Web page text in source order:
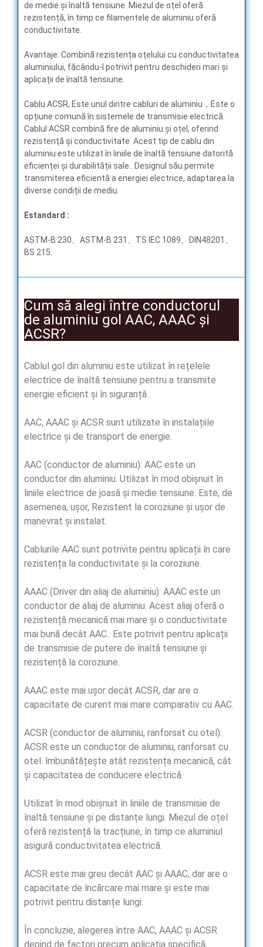
de medie și înaltă tensiune. Miezul de oțel oferă
rezistență, în timp ce filamentele de aluminiu oferă
conductivitate.
Avantaje: Combină rezistența oțelului cu conductivitatea
aluminiului, făcându-l potrivit pentru deschideri mari și
aplicații de înaltă tensiune.
Cablu ACSR, Este unul dintre cabluri de aluminiu，Este o
opțiune comună în sistemele de transmisie electrică.
Cablul ACSR combină fire de aluminiu și oțel, oferind
rezistență și conductivitate. Acest tip de cablu din
aluminiu este utilizat în liniile de înaltă tensiune datorită
eficienței și durabilității sale.. Designul său permite
transmiterea eficientă a energiei electrice, adaptarea la
diverse condiții de mediu.
Estandard :
ASTM-B 230、ASTM-B 231、TS IEC 1089、DIN48201、
BS 215.
Cum să alegi între conductorul
de aluminiu gol AAC, AAAC și
ACSR?
Cablul gol din aluminiu este utilizat în rețelele
electrice de înaltă tensiune pentru a transmite
energie eficient și în siguranță..
AAC, AAAC și ACSR sunt utilizate în instalațiile
electrice și de transport de energie.
AAC (conductor de aluminiu): AAC este un
conductor din aluminiu. Utilizat în mod obișnuit în
liniile electrice de joasă și medie tensiune. Este, de
asemenea, ușor, Rezistent la coroziune și ușor de
manevrat și instalat.
Cablurile AAC sunt potrivite pentru aplicații în care
rezistența la conductivitate și la coroziune.
AAAC (Driver din aliaj de aluminiu): AAAC este un
conductor de aliaj de aluminiu. Acest aliaj oferă o
rezistență mecanică mai mare și o conductivitate
mai bună decât AAC.. Este potrivit pentru aplicații
de transmisie de putere de înaltă tensiune și
rezistență la coroziune.
AAAC este mai ușor decât ACSR, dar are o
capacitate de curent mai mare comparativ cu AAC.
ACSR (conductor de aluminiu, ranforsat cu otel):
ACSR este un conductor de aluminiu, ranforsat cu
otel. îmbunătățește atât rezistența mecanică, cât
și capacitatea de conducere electrică.
Utilizat în mod obișnuit în liniile de transmisie de
înaltă tensiune și pe distanțe lungi. Miezul de oțel
oferă rezistență la tracțiune, în timp ce aluminiul
asigură conductivitatea electrică.
ACSR este mai greu decât AAC și AAAC, dar are o
capacitate de încărcare mai mare și este mai
potrivit pentru distanțe lungi.
În concluzie, alegerea între AAC, AAAC și ACSR
depind de factori precum aplicația specifică,